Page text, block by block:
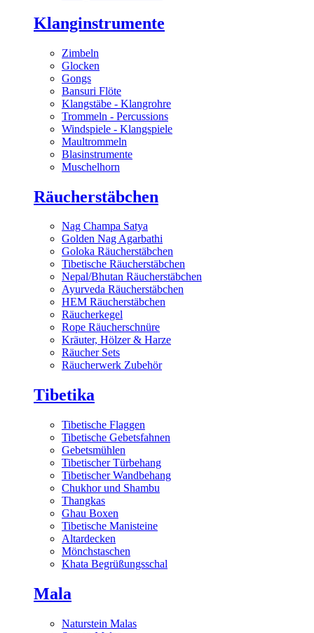
Klanginstrumente
Zimbeln
Glocken
Gongs
Bansuri Flöte
Klangstäbe - Klangrohre
Trommeln - Percussions
Windspiele - Klangspiele
Maultrommeln
Blasinstrumente
Muschelhorn
Räucherstäbchen
Nag Champa Satya
Golden Nag Agarbathi
Goloka Räucherstäbchen
Tibetische Räucherstäbchen
Nepal/Bhutan Räucherstäbchen
Ayurveda Räucherstäbchen
HEM Räucherstäbchen
Räucherkegel
Rope Räucherschnüre
Kräuter, Hölzer & Harze
Räucher Sets
Räucherwerk Zubehör
Tibetika
Tibetische Flaggen
Tibetische Gebetsfahnen
Gebetsmühlen
Tibetischer Türbehang
Tibetischer Wandbehang
Chukhor und Shambu
Thangkas
Ghau Boxen
Tibetische Manisteine
Altardecken
Mönchstaschen
Khata Begrüßungsschal
Mala
Naturstein Malas